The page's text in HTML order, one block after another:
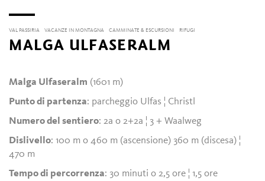
VAL PASSIRIA VACANZE IN MONTAGNA CAMMINATE & ESCURSIONI RIFUGI
MALGA ULFASERALM
Malga Ulfaseralm (1601 m)
Punto di partenza: parcheggio Ulfas ¦ Christl
Numero del sentiero: 2a o 2+2a ¦ 3 + Waalweg
Dislivello: 100 m o 460 m (ascensione) 360 m (discesa) ¦
470 m
Tempo di percorrenza: 30 minuti o 2,5 ore ¦ 1,5 ore